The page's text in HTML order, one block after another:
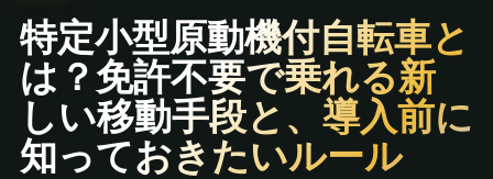
特定小型原動機付自転車と
は？免許不要で乗れる新
しい移動手段と、導入前に
知っておきたいルール